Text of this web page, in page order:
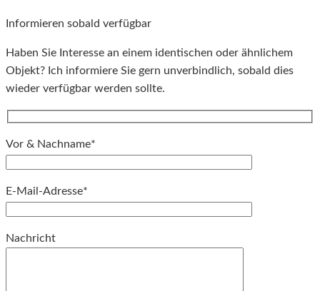
Informieren sobald verfügbar
Haben Sie Interesse an einem identischen oder ähnlichem
Objekt? Ich informiere Sie gern unverbindlich, sobald dies
wieder verfügbar werden sollte.
Vor & Nachname*
E-Mail-Adresse*
Nachricht